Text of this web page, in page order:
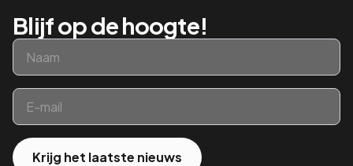
Blijf op de hoogte!
Naam
Email
Krijg het laatste nieuws